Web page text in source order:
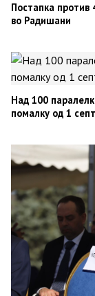
Постапка против
во Радишани
Над 100
помалку од 1